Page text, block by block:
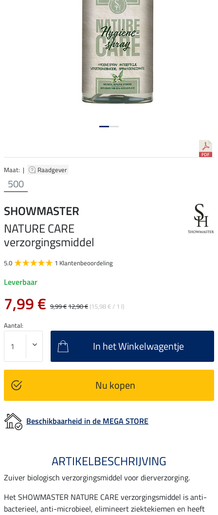
Maat: | Raadgever
500
SHOWMASTER
NATURE CARE
verzorgingsmiddel
5.0 1 Klantenbeoordeling
Leverbaar
7,99 € 9,99 €12,90 € (15,98 € / 1 l)
Aantal:
In het Winkelwagentje
Nu kopen
Beschikbaarheid in de MEGA STORE
ARTIKELBESCHRIJVING
Zuiver biologisch verzorgingsmiddel voor dierverzorging.
Het SHOWMASTER NATURE CARE verzorgingsmiddel is anti-
bacterieel, anti-microbieel, elimineert ziektekiemen en heeft